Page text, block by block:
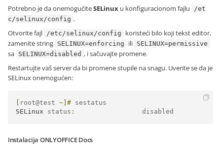
Potrebno je da onemogućiteSELinux u konfiguracionom fajlu
/et
c/selinux/config .
Otvorite fajl /etc/selinux/config
koristeći bilo koji tekst editor,
zamenite string SELINUX=enforcing ili SELINUX=permissive
sa SELINUX=disabled , i sačuvajte promene.
Restartujte vaš server da bi promene stupile na snagu. Uverite se da je
SELinux onemogućen:
root@test ~]#
SELinux status :
                 disabled
Instalacija ONLYOFFICE Docs